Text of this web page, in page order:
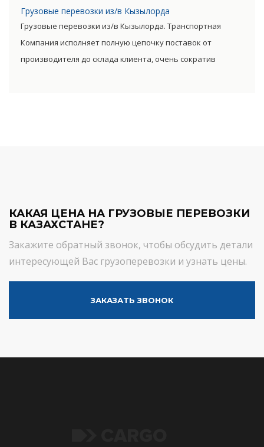
уменьшить транспортные затраты, существенно снизив
уровень итоговой цены товара.
Грузовые перевозки из/в Кызылорда
Грузовые перевозки из/в Кызылорда. Транспортная
Компания исполняет полную цепочку поставок от
производителя до склада клиента, очень сократив
КАКАЯ ЦЕНА НА ГРУЗОВЫЕ ПЕРЕВОЗКИ
В КАЗАХСТАНЕ?
Закажите обратный звонок, чтобы обсудить детали
интересующей Вас грузоперевозки и узнать цены.
ЗАКАЗАТЬ ЗВОНОК